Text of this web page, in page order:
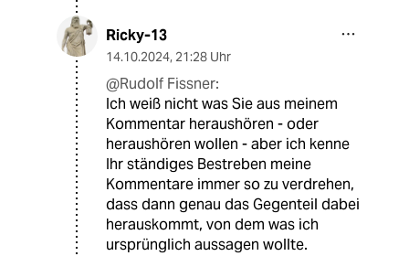
Ricky-13
14.10.2024, 21:28 Uhr
@Rudolf Fissner:
Ich weiß nicht was Sie aus meinem
Kommentar heraushören - oder
heraushören wollen - aber ich kenne
Ihr ständiges Bestreben meine
Kommentare immer so zu verdrehen,
dass dann genau das Gegenteil dabei
herauskommt, von dem was ich
ursprünglich aussagen wollte.